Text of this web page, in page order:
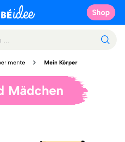
Shop
Mein Körper
Mädchen